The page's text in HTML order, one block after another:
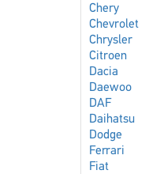
Chery
Chevrolet
Chrysler
Citroen
Dacia
Daewoo
DAF
Daihatsu
Dodge
Ferrari
Fiat